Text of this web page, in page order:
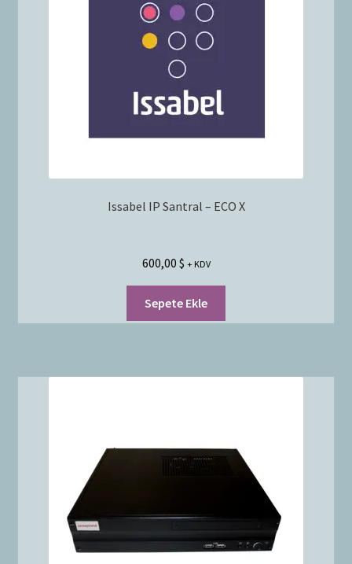
Issabel IP Santral – ECO X
600,00 $ + KDV
Sepete Ekle